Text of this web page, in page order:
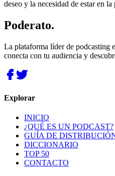
deseo y la necesidad de estar en
Poderato.
La plataforma líder de podcasting
conecta con tu audiencia y
Explorar
INICIO
¿QUÉ ES UN PODCAST?
GUÍA DE
DICCIONARIO
TOP 50
CONTACTO